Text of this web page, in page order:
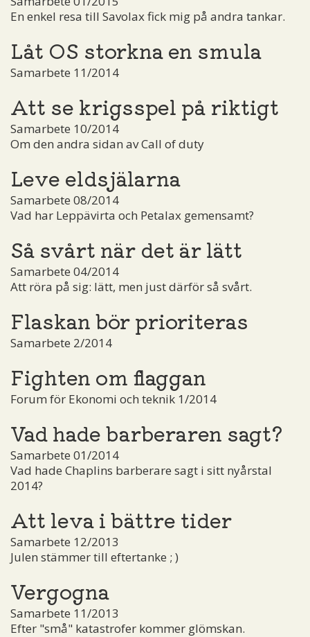
En enkel resa till Savolax fick mig på andra tankar.
Låt OS storkna en smula
Samarbete 11/2014
Att se krigsspel på riktigt
Samarbete 10/2014
Om den andra sidan av Call of duty
Leve eldsjälarna
Samarbete 08/2014
Vad har Leppävirta och Petalax gemensamt?
Så svårt när det är lätt
Samarbete 04/2014
Att röra på sig: lätt, men just därför så svårt.
Flaskan bör prioriteras
Samarbete 2/2014
Fighten om flaggan
Forum för Ekonomi och teknik 1/2014
Vad hade barberaren sagt?
Samarbete 01/2014
Vad hade Chaplins barberare sagt i sitt nyårstal
2014?
Att leva i bättre tider
Samarbete 12/2013
Julen stämmer till eftertanke ; )
Vergogna
Samarbete 11/2013
Efter "små" katastrofer kommer glömskan.